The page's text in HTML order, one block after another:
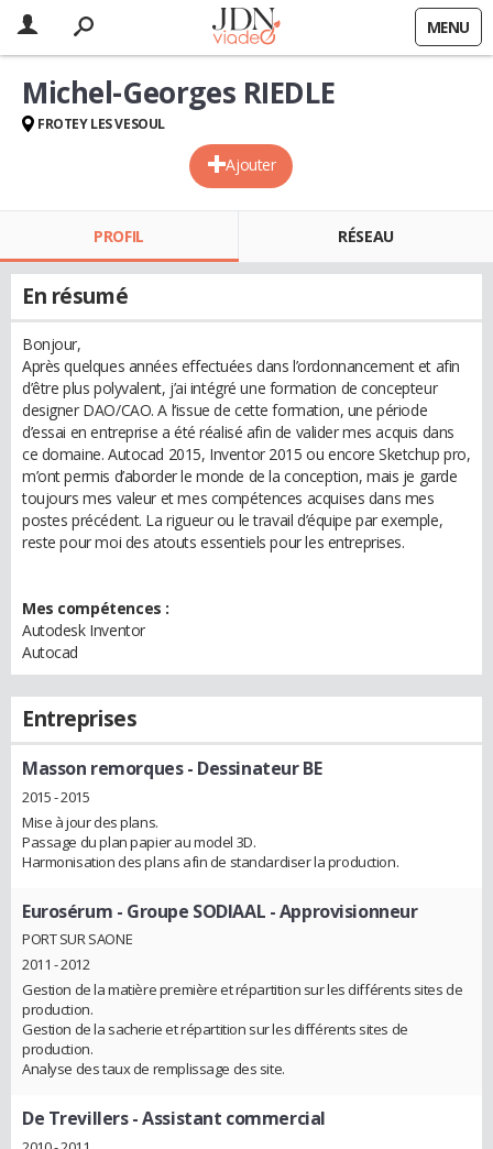
MENU
Ajouter
Michel-Georges RIEDLE
FROTEY LES VESOUL
PROFIL RÉSEAU
En résumé
Bonjour,
Après quelques années effectuées dans l’ordonnancement et afin
d’être plus polyvalent, j’ai intégré une formation de concepteur
designer DAO/CAO. A l‘issue de cette formation, une période
d’essai en entreprise a été réalisé afin de valider mes acquis dans
ce domaine. Autocad 2015, Inventor 2015 ou encore Sketchup pro,
m’ont permis d’aborder le monde de la conception, mais je garde
toujours mes valeur et mes compétences acquises dans mes
postes précédent. La rigueur ou le travail d’équipe par exemple,
reste pour moi des atouts essentiels pour les entreprises.
Mes compétences :
Autodesk Inventor
Autocad
Entreprises
Masson remorques- Dessinateur BE
2015 - 2015
Mise à jour des plans.
Passage du plan papier au model 3D.
Harmonisation des plans afin de standardiser la production.
Eurosérum - Groupe SODIAAL - Approvisionneur
PORT SUR SAONE
2011 - 2012
Gestion de la matière première et répartition sur les différents sites de
production.
Gestion de la sacherie et répartition sur les différents sites de
production.
Analyse des taux de remplissage des site.
De Trevillers- Assistant commercial